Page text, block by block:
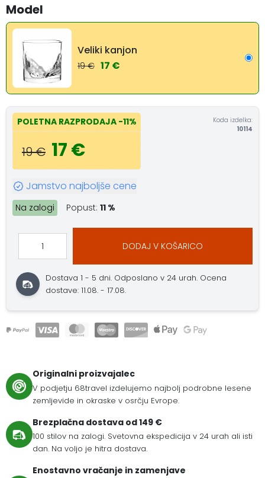
Model
Veliki kanjon
19 € 17 €
POLETNA RAZPRODAJA -11%
19 € 17 €
Koda izdelka:
10114
Jamstvo najboljše cene
Na zalogi Popust: 11 %
DODAJ V KOŠARICO
Dostava 1 - 5 dni. Odposlano v 24 urah. Ocena
dostave: 11.08. - 17.08.
Originalni proizvajalec
V podjetju 68travel izdelujemo najbolj podrobne lesene
zemljevide in okraske v osrčju Evrope.
Brezplačna dostava od 149 €
100 stilov na zalogi. Svetovna ekspedicija v 24 urah ali isti
dan. Na voljo je hitra dostava.
Enostavno vračanje in zamenjave